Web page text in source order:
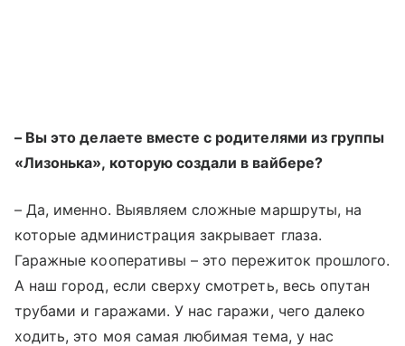
– Вы это делаете вместе с родителями из группы
«Лизонька», которую создали в вайбере?
– Да, именно. Выявляем сложные маршруты, на
которые администрация закрывает глаза.
Гаражные кооперативы – это пережиток прошлого.
А наш город, если сверху смотреть, весь опутан
трубами и гаражами. У нас гаражи, чего далеко
ходить, это моя самая любимая тема, у нас